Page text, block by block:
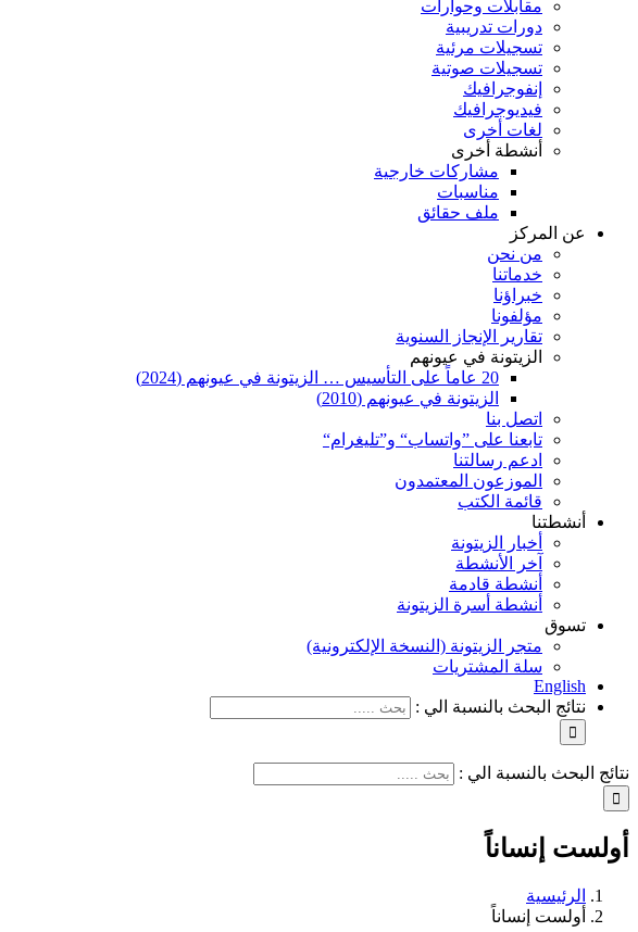
مقابلات وحوارات
دورات تدريبية
تسجيلات مرئية
تسجيلات صوتية
إنفوجرافيك
فيديوجرافيك
لغات أخرى
أنشطة أخرى
مشاركات خارجية
مناسبات
ملف حقائق
عن المركز
من نحن
خدماتنا
خبراؤنا
مؤلفونا
تقارير الإنجاز السنوية
الزيتونة في عيونهم
20 عاماً على التأسيس … الزيتونة في عيونهم (2024)
الزيتونة في عيونهم (2010)
اتصل بنا
تابعنا على ”واتساب“ و”تليغرام“
ادعم رسالتنا
الموزعون المعتمدون
قائمة الكتب
أنشطتنا
أخبار الزيتونة
آخر الأنشطة
أنشطة قادمة
أنشطة أسرة الزيتونة
تسوق
متجر الزيتونة (النسخة الإلكترونية)
سلة المشتريات
English
نتائج البحث بالنسبة الي :
نتائج البحث بالنسبة الي :
أولست إنساناً
الرئيسية
أولست إنساناً